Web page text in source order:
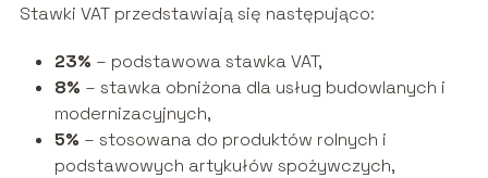
Stawki VAT przedstawiają się następująco:
23% – podstawowa stawka VAT,
8% – stawka obniżona dla usług budowlanych i
modernizacyjnych,
5% – stosowana do produktów rolnych i
podstawowych artykułów spożywczych,